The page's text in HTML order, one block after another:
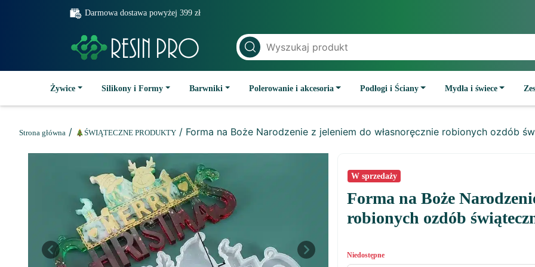
Darmowa dostawa powyżej 399 zł
Żywice Silikony i Formy Barwniki Polerowanie i akcesoria Podłogi i Ściany Mydła i świece
Strona główna / ŚWIĄTECZNE PRODUKTY/ Forma na Boże Narodzenie z jeleniem do własnoręcznie robionych ozdób
Previous Next
W sprzedaży
Forma na Boże
robionych ozdób
Niedostępne